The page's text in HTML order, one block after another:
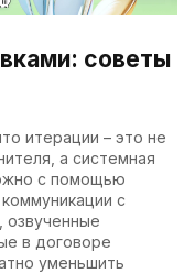
советы
итерации – это не
а системная
с помощью
с
озвученные
в договоре
уменьшить